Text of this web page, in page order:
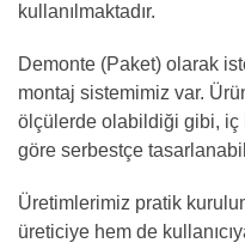
kullanılmaktadır.
Demonte (Paket) olarak
montaj sistemimiz var.
ölçülerde olabildiği gibi, iç
göre serbestçe
Üretimlerimiz pratik
üreticiye hem de